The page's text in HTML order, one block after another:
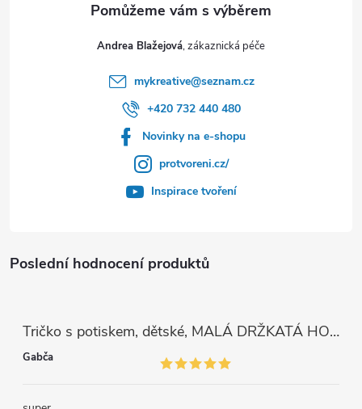
Poslední hodnocení produktů
Tričko s potiskem, dětské, MALÁ DRŽKATÁ HOLKA, 1 ks
Gabča
Andrea Blažejová
mykreative@seznam.cz
+420 732 440 480
Novinky na e-shopu
protvoreni.cz/
Inspirace tvoření